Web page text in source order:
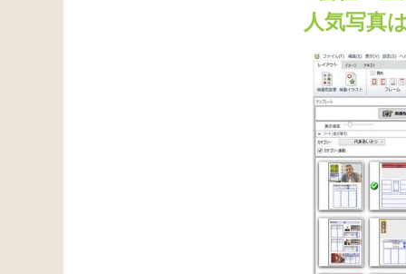
人気写真